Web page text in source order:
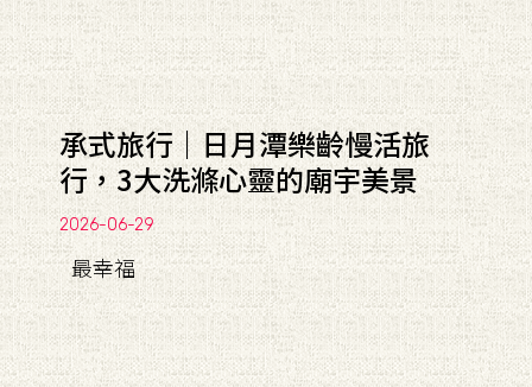
承式旅行｜日月潭樂齡慢活旅
行，3大洗滌心靈的廟宇美景
2026-06-29
最幸福